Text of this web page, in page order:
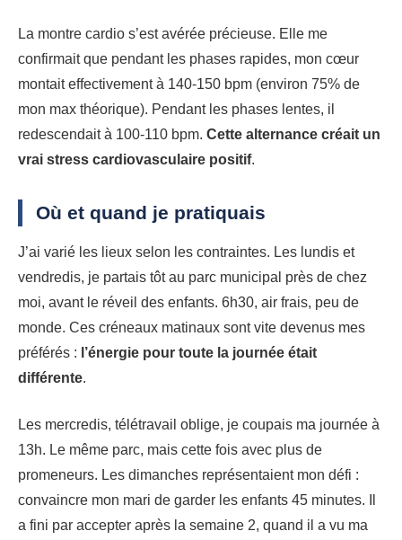
La montre cardio s’est avérée précieuse. Elle me
confirmait que pendant les phases rapides, mon cœur
montait effectivement à 140-150 bpm (environ 75% de
mon max théorique). Pendant les phases lentes, il
redescendait à 100-110 bpm. Cette alternance créait un
vrai stress cardiovasculaire positif.
Où et quand je pratiquais
J’ai varié les lieux selon les contraintes. Les lundis et
vendredis, je partais tôt au parc municipal près de chez
moi, avant le réveil des enfants. 6h30, air frais, peu de
monde. Ces créneaux matinaux sont vite devenus mes
préférés : l’énergie pour toute la journée était
différente.
Les mercredis, télétravail oblige, je coupais ma journée à
13h. Le même parc, mais cette fois avec plus de
promeneurs. Les dimanches représentaient mon défi :
convaincre mon mari de garder les enfants 45 minutes. Il
a fini par accepter après la semaine 2, quand il a vu ma